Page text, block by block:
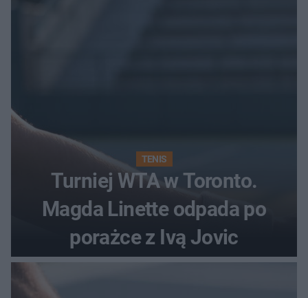
TENIS
Turniej WTA w Toronto.
Magda Linette odpada po
porażce z Ivą Jovic